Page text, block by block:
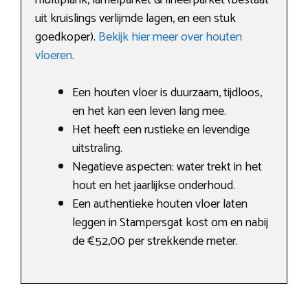
uit kruislings verlijmde lagen, en een stuk
goedkoper). Bekijk hier meer over houten
vloeren.
Een houten vloer is duurzaam, tijdloos,
en het kan een leven lang mee.
Het heeft een rustieke en levendige
uitstraling.
Negatieve aspecten: water trekt in het
hout en het jaarlijkse onderhoud.
Een authentieke houten vloer laten
leggen in Stampersgat kost om en nabij
de €52,00 per strekkende meter.